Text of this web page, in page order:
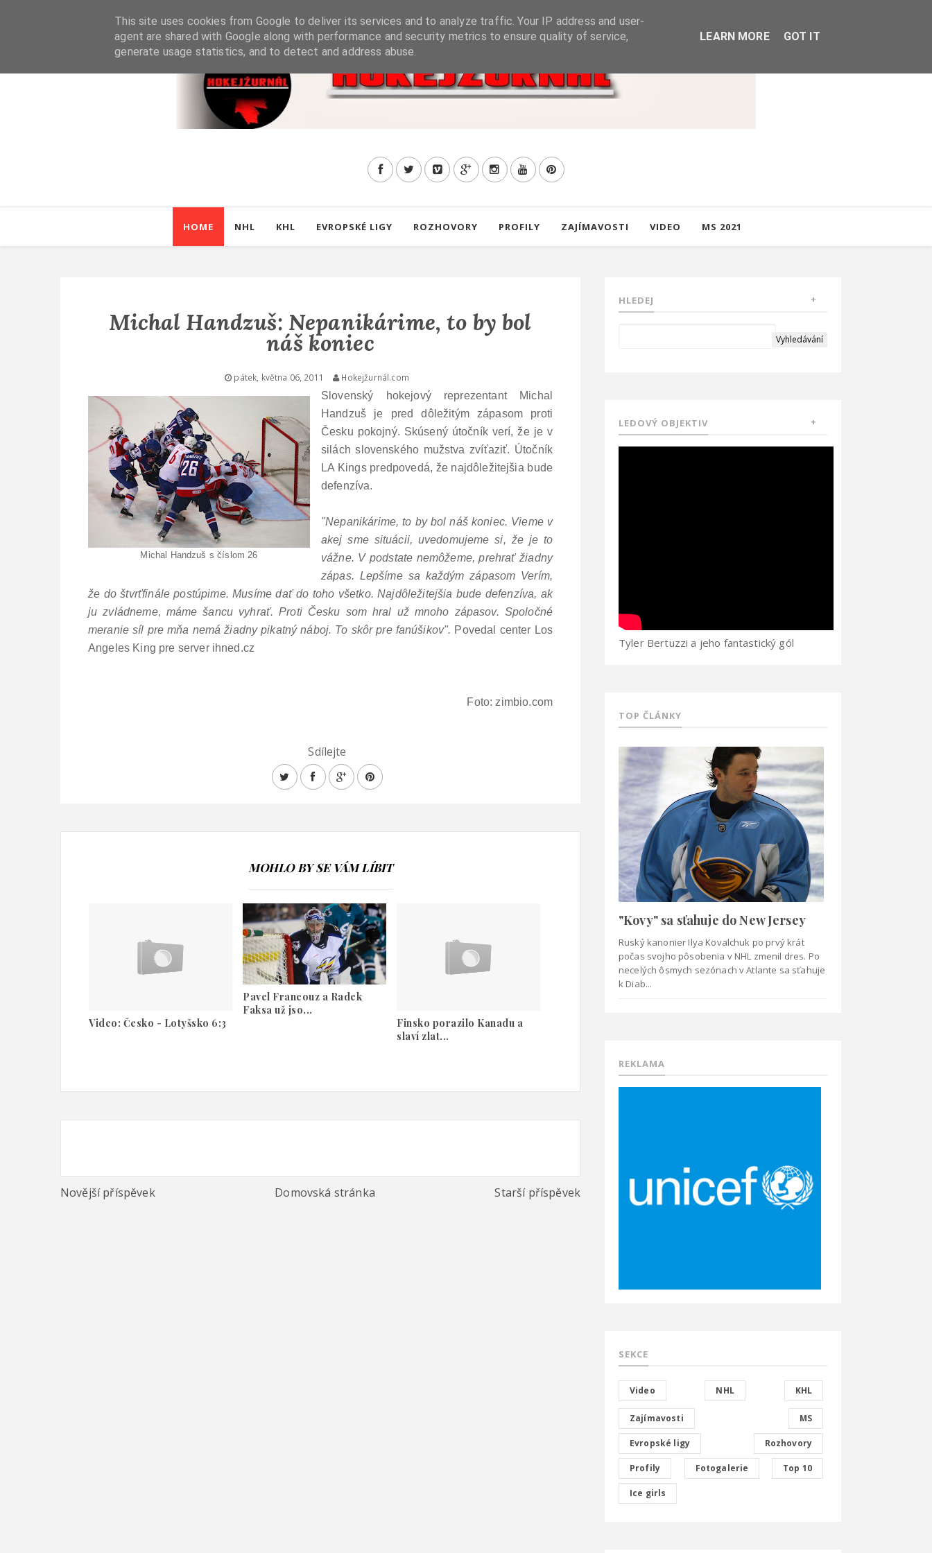
HOME NHL KHL EVROPSKÉ LIGY ROZHOVORY PROFILY ZAJÍMAVOSTI VIDEO MS 2021
Michal Handzuš: Nepanikárime, to by bol
náš koniec
pátek, května 06, 2011 Hokejžurnál.com
Michal Handzuš s číslom 26
Slovenský hokejový reprezentant Michal
Handzuš je pred dôležitým zápasom proti
Česku pokojný. Skúsený útočník verí, že je v
silách slovenského mužstva zvíťaziť. Útočník
LA Kings predpovedá, že najdôležitejšia bude
defenzíva.
"Nepanikárime, to by bol náš koniec. Vieme v
akej sme situácii, uvedomujeme si, že je to
vážne. V podstate nemôžeme, prehrať žiadny
zápas. Lepšíme sa každým zápasom Verím,
že do štvrťfinále postúpime. Musíme dať do toho všetko. Najdôležitejšia bude defenzíva, ak
ju zvládneme, máme šancu vyhrať. Proti Česku som hral už mnoho zápasov. Spoločné
meranie síl pre mňa nemá žiadny pikatný náboj. To skôr pre fanúšikov". Povedal center Los
Angeles King pre server ihned.cz
Foto: zimbio.com
Sdílejte
MOHLO BY SE VÁM LÍBIT
Video: Česko - Lotyšsko 6:3
Pavel Francouz a Radek
Faksa už jso...
Finsko porazilo Kanadu a
slaví zlat...
Novější příspěvek Domovská stránka Starší příspěvek
HLEDEJ
LEDOVÝ OBJEKTIV
Tyler Bertuzzi a jeho fantastický gól
TOP ČLÁNKY
"Kovy" sa sťahuje do New Jersey
Ruský kanonier Ilya Kovalchuk po prvý krát
počas svojho pôsobenia v NHL zmenil dres. Po
necelých ôsmych sezónach v Atlante sa sťahuje
k Diab...
REKLAMA
SEKCE
Video NHL KHL
Zajímavosti MS
Evropské ligy Rozhovory
Profily Fotogalerie Top 10
Ice girls
This site uses cookies from Google to deliver its services and to analyze traffic. Your IP address and user-
agent are shared with Google along with performance and security metrics to ensure quality of service,
generate usage statistics, and to detect and address abuse.
LEARN MORE GOT IT